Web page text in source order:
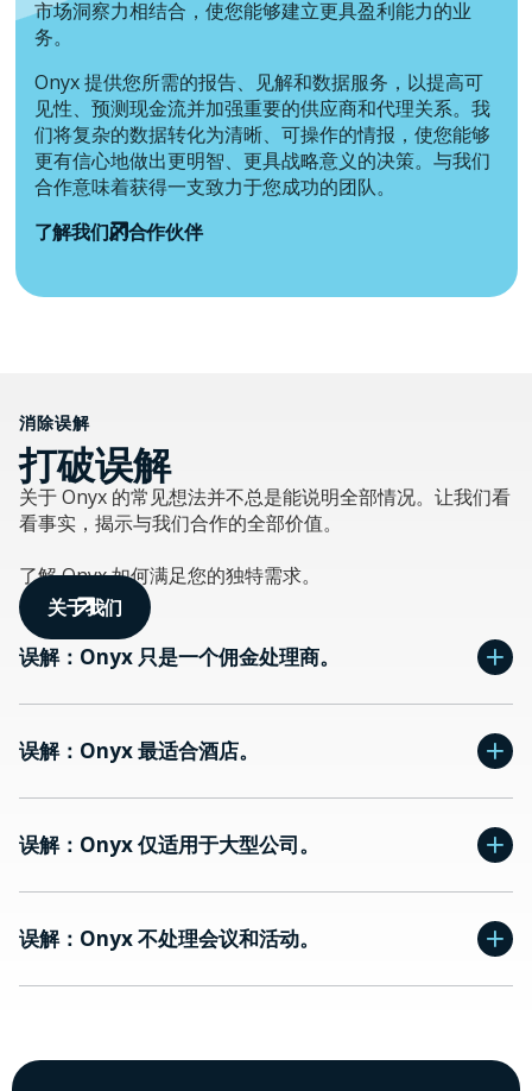
市场洞察力相结合，使您能够建立更具盈利能力的业
务。
Onyx 提供您所需的报告、见解和数据服务，以提高可
见性、预测现金流并加强重要的供应商和代理关系。我
们将复杂的数据转化为清晰、可操作的情报，使您能够
更有信心地做出更明智、更具战略意义的决策。与我们
合作意味着获得一支致力于您成功的团队。
了解我们的合作伙伴
消除误解
打破误解
关于 Onyx 的常见想法并不总是能说明全部情况。让我们看
看事实，揭示与我们合作的全部价值。
了解 Onyx 如何满足您的独特需求。
关于我们
误解：Onyx 只是一个佣金处理商。
误解：Onyx 最适合酒店。
误解：Onyx 仅适用于大型公司。
误解：Onyx 不处理会议和活动。